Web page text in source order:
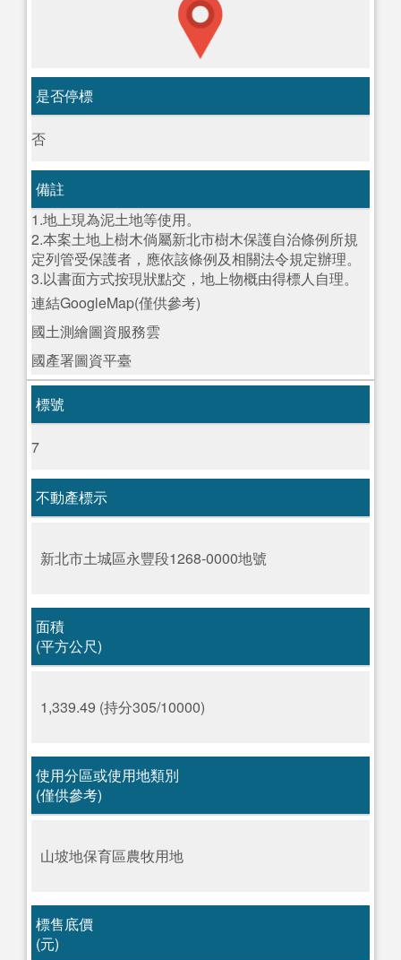
是否停標
否
備註
1.地上現為泥土地等使用。
2.本案土地上樹木倘屬新北市樹木保護自治條例所規
定列管受保護者，應依該條例及相關法令規定辦理。
3.以書面方式按現狀點交，地上物概由得標人自理。
連結GoogleMap(僅供參考)
國土測繪圖資服務雲
國產署圖資平臺
標號
7
不動產標示
新北市土城區永豐段1268-0000地號
面積
(平方公尺)
1,339.49 (持分305/10000)
使用分區或使用地類別
(僅供參考)
山坡地保育區農牧用地
標售底價
(元)